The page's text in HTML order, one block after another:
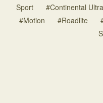
Sport
#Continental
#Motion
#Roadlite